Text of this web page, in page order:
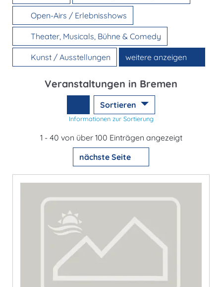
Open-Airs / Erlebnisshows
Theater, Musicals, Bühne & Comedy
Kunst / Ausstellungen weitere anzeigen
Veranstaltungen in Bremen
Sortieren
Informationen zur Sortierung
1 - 40 von über 100 Einträgen angezeigt
nächste Seite